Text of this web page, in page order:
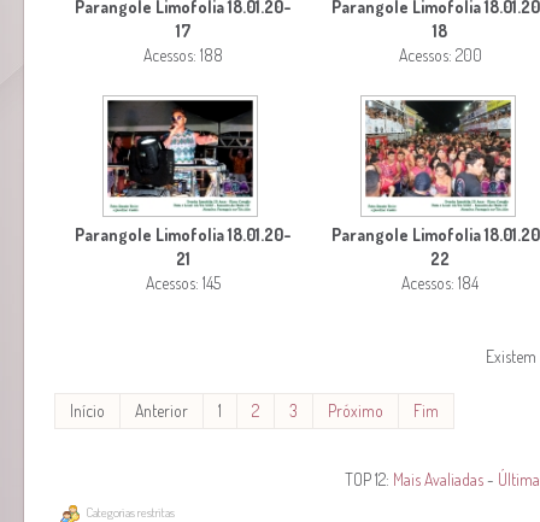
Parangole Limofolia 18.01.20-
17
Acessos: 188
Parangole Limofolia
18
Acessos: 200
Parangole Limofolia 18.01.20-
21
Acessos: 145
Parangole Limofolia
22
Acessos: 184
Início Anterior 1 2 3 Próximo Fim
TOP 12: Mais Avaliadas-
Categorias restritas